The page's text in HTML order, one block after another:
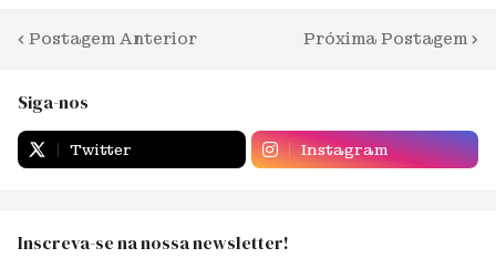
Postagem Anterior Próxima Postagem
Siga-nos
Twitter Instagram
Inscreva-se na nossa newsletter!